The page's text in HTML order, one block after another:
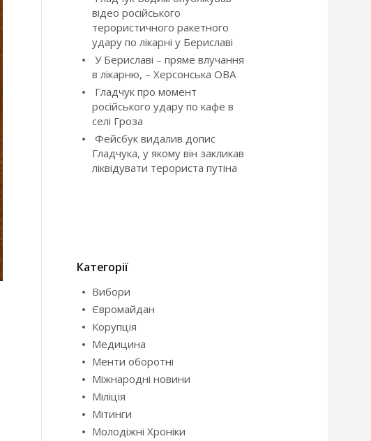
відео російського
терористичного ракетного
удару по лікарні у Бериславі
У Бериславі – пряме влучання
в лікарню, – Херсонська ОВА
Гладчук про момент
російського удару по кафе в
селі Гроза
Фейсбук видалив допис
Гладчука, у якому він закликав
ліквідувати терориста путіна
Категорії
Вибори
Євромайдан
Корупція
Медицина
Менти оборотні
Міжнародні новини
Міліція
Мітинги
Молодіжні Хроніки